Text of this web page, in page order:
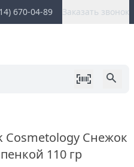
670-04-89 Заказать звонок
Cosmetology Снежок
110 гр